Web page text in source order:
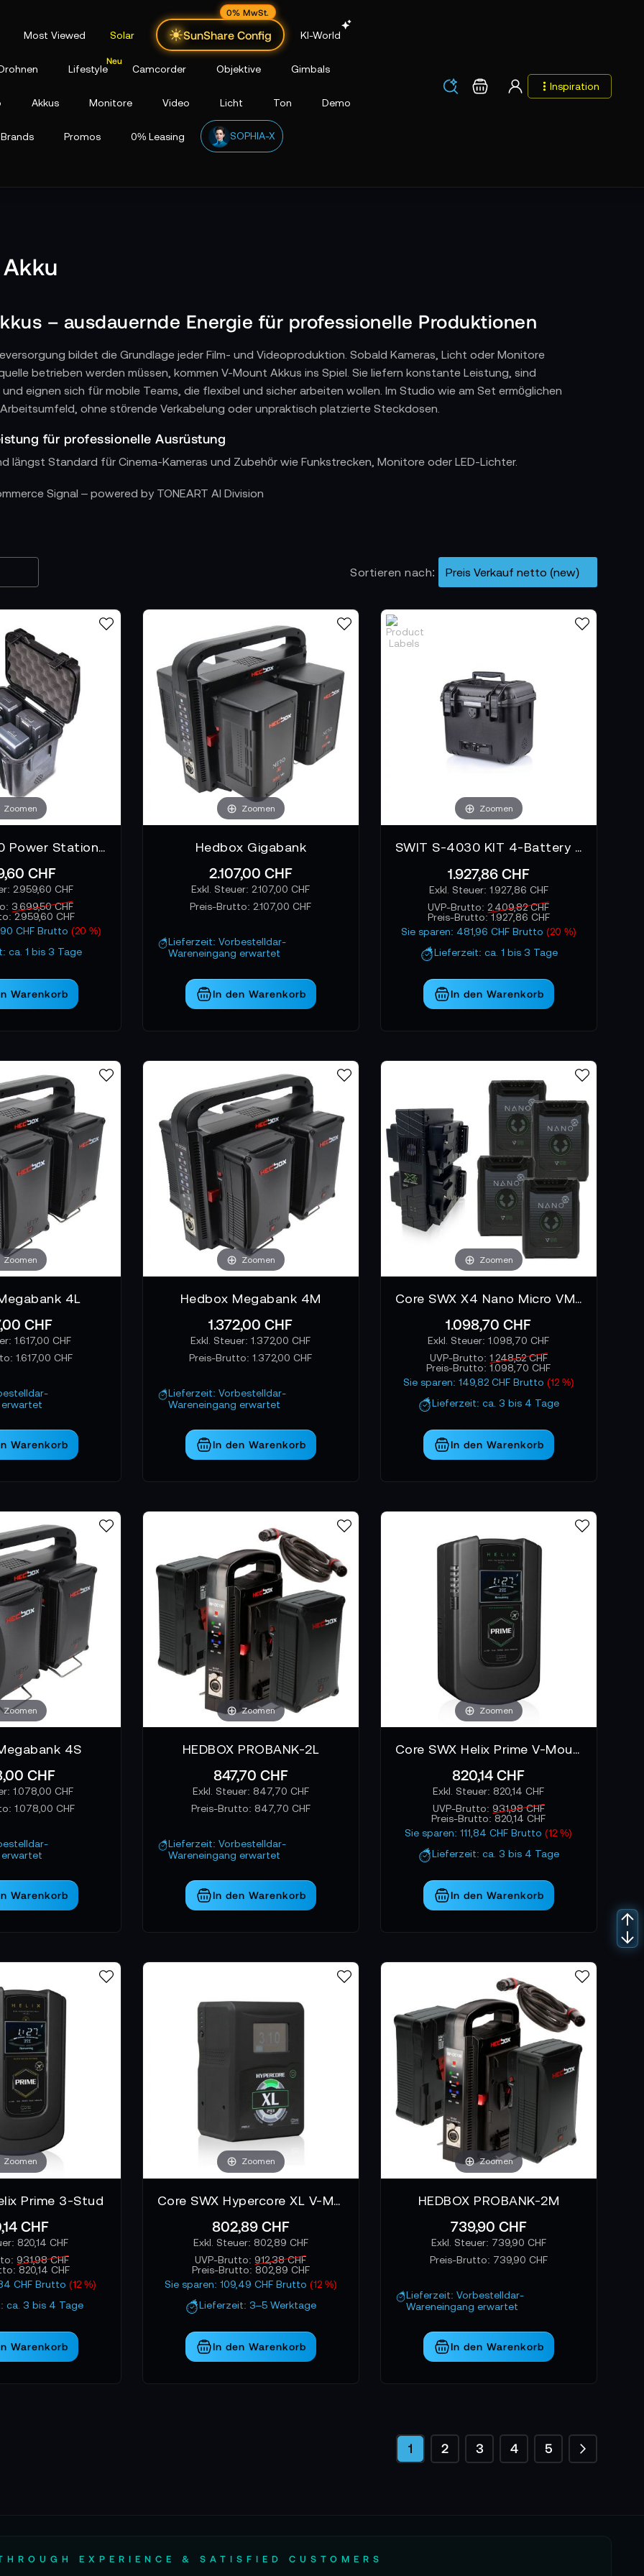
Most Viewed Solar SunShare Config
0% MwSt.
KI-World
Lifestyle Camcorder Objektive Gimbals
Akkus Monitore Video Licht Ton Demo
Brands Promos 0% Leasing SOPHIA-X
Los Warenkorb Inspiration
– ausdauernde Energie für professionelle Produktionen
bildet die Grundlage jeder Film- und Videoproduktion. Sobald Kameras, Licht oder Monitore
betrieben werden müssen, kommen V-Mount Akkus ins Spiel. Sie liefern konstante Leistung, sind
eignen sich für mobile Teams, die flexibel und sicher arbeiten wollen. Im Studio wie am Set ermöglichen
ohne störende Verkabelung oder unpraktisch platzierte Steckdosen.
für professionelle Ausrüstung
längst Standard für Cinema-Kameras und Zubehör wie Funkstrecken, Monitore oder LED-Lichter.
und internationale Einsätze
Die Modelle unterscheiden sich in Kapazität, Gewicht, Zellenqualität und Zusatzfunktionen, sodass jede
passend versorgt werden kann.
noch wissen solltest
ein Blick auf Kapazität, maximale Dauerlast, verfügbare Anschlüsse und Kompatibilität mit Ladegeräten.
mit hohem Energiebedarf gibt es spezielle Hochlastmodelle, die moderne Cine-Kameras mit
Signal – powered by TONEART AI Division
Sortieren nach
Zoomen
SWIT S-4040 Power Station Box plus 4x PB-R290S Akku Kit
CHF
2.959,60 CHF
3.699,50 CHF
2.959,60 CHF
CHF Brutto (20 %)
ca. 1 bis 3 Tage
Warenkorb
Zoomen
Hedbox Gigabank
2.107,00 CHF
2.107,00 CHF
Preis-Brutto: 2.107,00 CHF
Lieferzeit: Vorbestelldar-
Wareneingang erwartet
In den Warenkorb
Zoomen
SWIT S-4030 KIT 4-Battery Power Station Box, 24/24V
1.927,86 CHF
1.927,86 CHF
UVP-Brutto: 2.409,82 CHF
Preis-Brutto:1.927,86 CHF
Sie sparen: 481,96 CHF Brutto (20 %)
Lieferzeit: ca. 1 bis 3 Tage
In den Warenkorb
Zoomen
4L
CHF
1.617,00 CHF
1.617,00 CHF
erwartet
Warenkorb
Zoomen
Hedbox Megabank 4M
1.372,00 CHF
1.372,00 CHF
Preis-Brutto:1.372,00 CHF
Lieferzeit: Vorbestelldar-
Wareneingang erwartet
In den Warenkorb
Zoomen
Core SWX X4 Nano Micro VM Battery Kit
1.098,70 CHF
1.098,70 CHF
UVP-Brutto: 1.248,52 CHF
Preis-Brutto:1.098,70 CHF
Sie sparen: 149,82 CHF Brutto (12 %)
Lieferzeit: ca. 3 bis 4 Tage
In den Warenkorb
Zoomen
4S
CHF
1.078,00 CHF
1.078,00 CHF
erwartet
Warenkorb
Zoomen
HEDBOX PROBANK-2L
847,70 CHF
847,70 CHF
Preis-Brutto: 847,70 CHF
Lieferzeit: Vorbestelldar-
Wareneingang erwartet
In den Warenkorb
Zoomen
Core SWX Helix Prime V-Mount
820,14 CHF
820,14 CHF
UVP-Brutto: 931,98 CHF
Preis-Brutto: 820,14 CHF
Sie sparen: 111,84 CHF Brutto(12 %)
Lieferzeit: ca. 3 bis 4 Tage
In den Warenkorb
Zoomen
Prime 3-Stud
CHF
820,14 CHF
931,98 CHF
820,14 CHF
CHF Brutto(12 %)
ca. 3 bis 4 Tage
Warenkorb
Zoomen
Core SWX Hypercore XL V-Mount
802,89 CHF
802,89 CHF
UVP-Brutto: 912,38 CHF
Preis-Brutto: 802,89 CHF
Sie sparen: 109,49 CHF Brutto (12 %)
Lieferzeit: 3–5 Werktage
In den Warenkorb
Zoomen
HEDBOX PROBANK-2M
739,90 CHF
739,90 CHF
Preis-Brutto: 739,90 CHF
Lieferzeit: Vorbestelldar-
Wareneingang erwartet
In den Warenkorb
SeiteSie lesen gerade die Seite
1 Seite
2 Seite
3 Seite
4 Seite
5
EXPERIENCE & SATISFIED CUSTOMERS